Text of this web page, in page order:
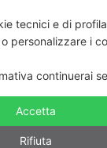
vale
tecnici e di
personalizzare i
continuerai
Accetta
Rifiuta